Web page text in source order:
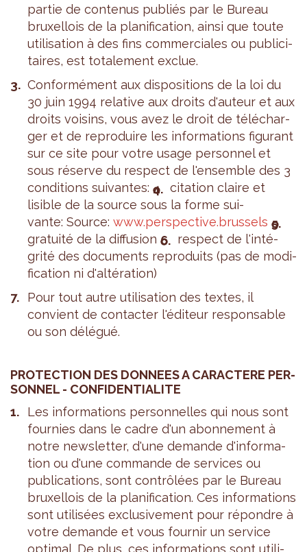
par­tie de conte­nus publiés par le Bureau
bruxel­lois de la pla­ni­fi­ca­tion, ainsi que toute
uti­li­sa­tion à des fins com­mer­ciales ou publi­ci­
taires, est tota­le­ment exclue.
Confor­mé­ment aux dis­po­si­tions de la loi du
30 juin 1994 rela­tive aux droits d'au­teur et aux
droits voi­sins, vous avez le droit de télé­char­
ger et de repro­duire les infor­ma­tions figu­rant
sur ce site pour votre usage per­son­nel et
sous réserve du res­pect de l'en­semble des 3
condi­tions sui­vantes:
cita­tion claire et
lisible de la source sous la forme sui­
vante: Source: www.​perspective.​brussels
gra­tuité de la dif­fu­sion
res­pect de l'in­té­
grité des docu­ments repro­duits (pas de modi­
fi­ca­tion ni d'al­té­ra­tion)
Pour tout autre uti­li­sa­tion des textes, il
convient de contac­ter l'édi­teur res­pon­sable
ou son délé­gué.
PRO­TEC­TION DES DON­NEES A CARAC­TERE PER­
SON­NEL - CONFI­DEN­TIA­LITE
Les infor­ma­tions per­son­nelles qui nous sont
four­nies dans le cadre d'un abon­ne­ment à
notre news­let­ter, d'une demande d'in­for­ma­
tion ou d'une com­mande de ser­vices ou
publi­ca­tions, sont contrô­lées par le Bureau
bruxel­lois de la pla­ni­fi­ca­tion. Ces infor­ma­tions
sont uti­li­sées exclu­si­ve­ment pour répondre à
votre demande et vous four­nir un ser­vice
opti­mal. De plus, ces infor­ma­tions sont uti­li­